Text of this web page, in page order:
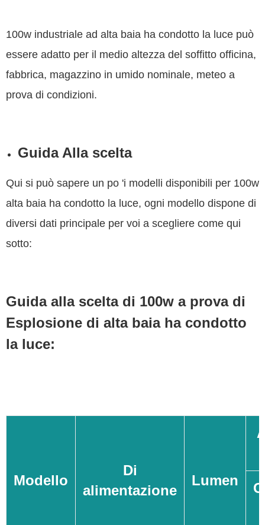
100w industriale ad alta baia ha condotto la luce può
essere adatto per il medio altezza del soffitto officina,
fabbrica, magazzino in umido nominale, meteo a
prova di condizioni.
Guida Alla scelta
Qui si può sapere un po 'i modelli disponibili per 100w
alta baia ha condotto la luce, ogni modello dispone di
diversi dati principale per voi a scegliere come qui
sotto:
Guida alla scelta di 100w a prova di
Esplosione di alta baia ha condotto
la luce:
Modello
Di
alimentazione
Lumen